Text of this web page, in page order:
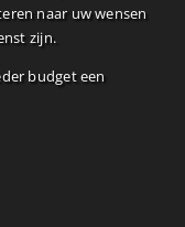
naar uw wensen
zijn.
budget een